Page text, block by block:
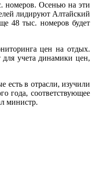
номеров. Осенью на эти
лидируют Алтайский
48 тыс. номеров будет
цен на отдых.
для учета динамики цен,
есть в отрасли, изучили
года, соответствующее
министр.